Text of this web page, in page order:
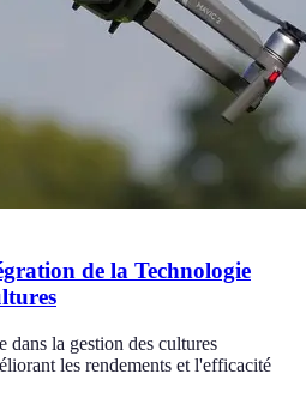
de la Technologie
la gestion des cultures
les rendements et l'efficacité